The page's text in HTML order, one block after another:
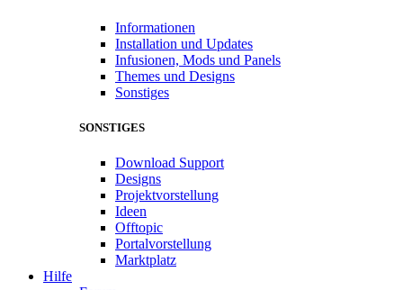
Informationen
Installation und Updates
Infusionen, Mods und Panels
Themes und Designs
Sonstiges
SONSTIGES
Download Support
Designs
Projektvorstellung
Ideen
Offtopic
Portalvorstellung
Marktplatz
Hilfe